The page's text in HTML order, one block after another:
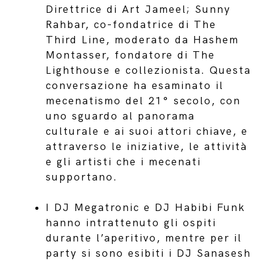
Direttrice di Art Jameel; Sunny
Rahbar, co-fondatrice di The
Third Line, moderato da Hashem
Montasser, fondatore di The
Lighthouse e collezionista. Questa
conversazione ha esaminato il
mecenatismo del 21° secolo, con
uno sguardo al panorama
culturale e ai suoi attori chiave, e
attraverso le iniziative, le attività
e gli artisti che i mecenati
supportano.
I DJ Megatronic e DJ Habibi Funk
hanno intrattenuto gli ospiti
durante l’aperitivo, mentre per il
party si sono esibiti i DJ Sanasesh